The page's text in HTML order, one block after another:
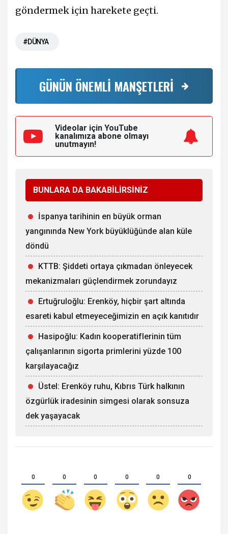
göndermek için harekete geçti.
#DÜNYA
GÜNÜN ÖNEMLİ MANŞETLERİ
Videolar için YouTube
kanalımıza abone olmayı
unutmayın!
BUNLARA DA BAKABİLİRSİNİZ
İspanya tarihinin en büyük orman
yangınında New York büyüklüğünde alan küle
döndü
KTTB: Şiddeti ortaya çıkmadan önleyecek
mekanizmaları güçlendirmek zorundayız
Ertuğruloğlu: Erenköy, hiçbir şart altında
esareti kabul etmeyeceğimizin en açık kanıtıdır
Hasipoğlu: Kadın kooperatiflerinin tüm
çalışanlarının sigorta primlerini yüzde 100
karşılayacağız
Üstel: Erenköy ruhu, Kıbrıs Türk halkının
özgürlük iradesinin simgesi olarak sonsuza
dek yaşayacak
0 0 0 0 0 0